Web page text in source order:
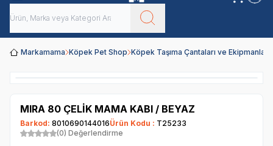
Markamama Köpek Pet Shop Köpek Taşıma Çantaları ve Ekipmanları
MIRA 80 ÇELİK MAMA KABI / BEYAZ
Barkod: 8010690144016Ürün Kodu : T25233
(0) Değerlendirme